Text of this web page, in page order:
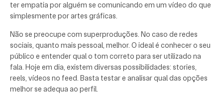
ter empatia por alguém se comunicando em um vídeo do que
simplesmente por artes gráficas.
Não se preocupe com superproduções. No caso de redes
sociais, quanto mais pessoal, melhor. O ideal é conhecer o seu
público e entender qual o tom correto para ser utilizado na
fala. Hoje em dia, existem diversas possibilidades: stories,
reels, vídeos no feed. Basta testar e analisar qual das opções
melhor se adequa ao perfil.